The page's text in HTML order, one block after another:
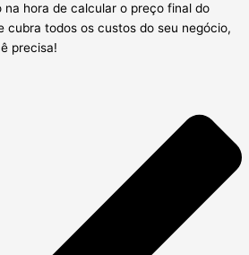
na hora de calcular o preço final do
cubra todos os custos do seu negócio,
precisa!